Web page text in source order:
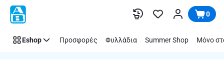
Παράλειψη 0
Eshop Προσφορές Φυλλάδια Summer Shop Μόνο